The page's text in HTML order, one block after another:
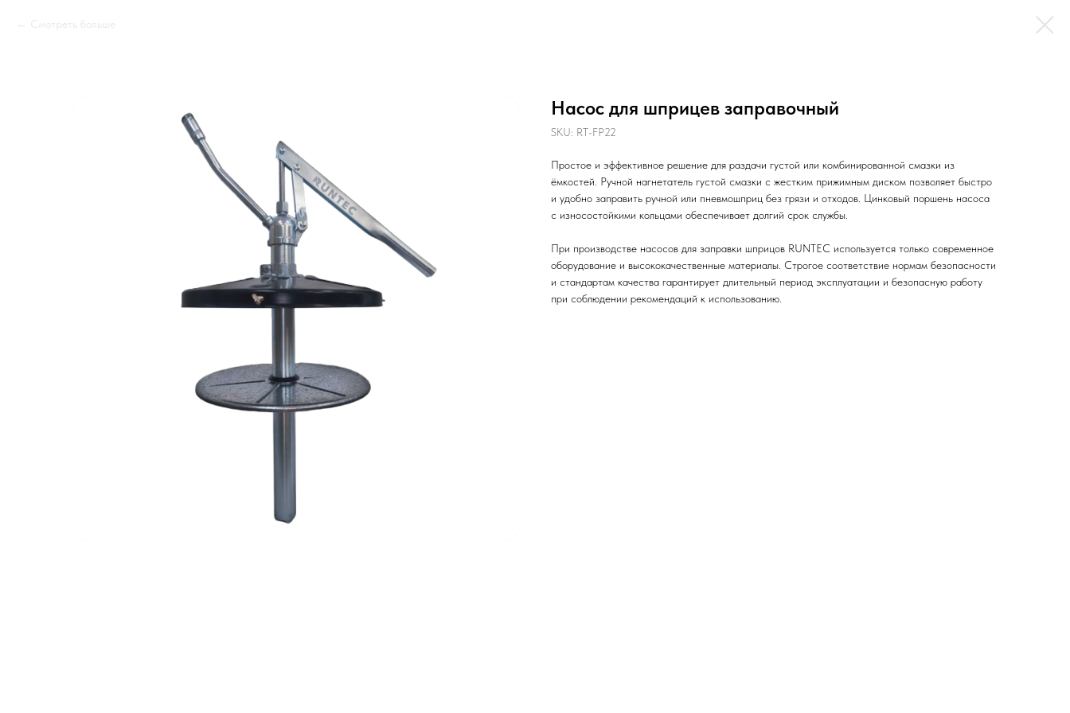
Насос для шприцев заправочный
SKU: RT-FP22
Простое и эффективное решение для раздачи густой или комбинированной смазки из
ёмкостей. Ручной нагнетатель густой смазки с жестким прижимным диском позволяет быстро
и удобно заправить ручной или пневмошприц без грязи и отходов. Цинковый поршень насоса
с износостойкими кольцами обеспечивает долгий срок службы.
При производстве насосов для заправки шприцов RUNTEC используется только современное
оборудование и высококачественные материалы. Строгое соответствие нормам безопасности
и стандартам качества гарантирует длительный период эксплуатации и безопасную работу
при соблюдении рекомендаций к использованию.